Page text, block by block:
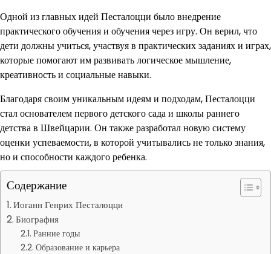
Одной из главных идей Песталоцци было внедрение
практического обучения и обучения через игру. Он верил, что
дети должны учиться, участвуя в практических заданиях и играх,
которые помогают им развивать логическое мышление,
креативность и социальные навыки.
Благодаря своим уникальным идеям и подходам, Песталоцци
стал основателем первого детского сада и школы раннего
детства в Швейцарии. Он также разработал новую систему
оценки успеваемости, в которой учитывались не только знания,
но и способности каждого ребенка.
Содержание
Иоганн Генрих Песталоцци
Биография
Ранние годы
Образование и карьера